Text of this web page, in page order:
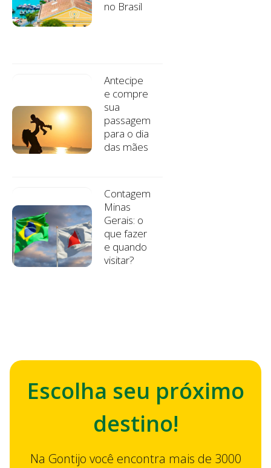
no Brasil
Antecipe
e compre
sua
passagem
para o dia
das mães
Contagem
Minas
Gerais: o
que fazer
e quando
visitar?
Escolha seu próximo
destino!
Na Gontijo você encontra mais de 3000